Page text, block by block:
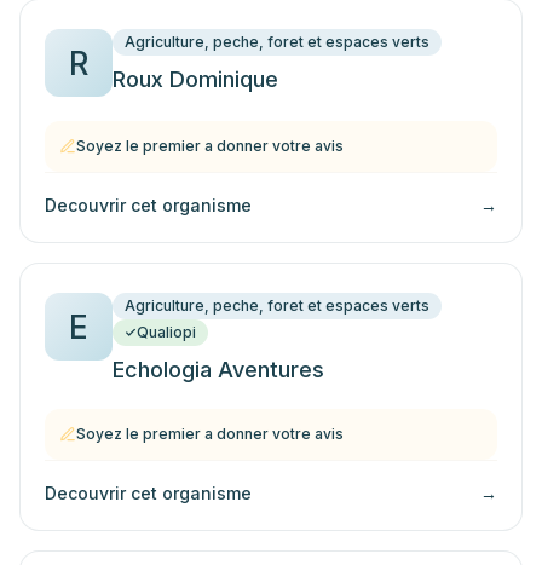
R
Agriculture, peche, foret et espaces verts
Roux Dominique
Soyez le premier a donner votre avis
Decouvrir cet organisme →
E
Agriculture, peche, foret et espaces verts
Qualiopi
Echologia Aventures
Soyez le premier a donner votre avis
Decouvrir cet organisme →